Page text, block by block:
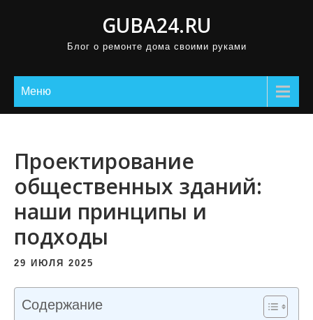
GUBA24.RU
Блог о ремонте дома своими руками
Меню
Проектирование
общественных зданий:
наши принципы и
подходы
29 ИЮЛЯ 2025
Содержание